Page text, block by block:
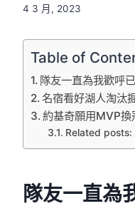
4 3 月, 2023
Table of
隊友一直為我歡呼已
名宿看好湖人淘汰
約基奇願用MVP換
Related posts:
隊友一直為